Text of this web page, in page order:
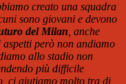
creato una squadra
sono giovani e devono
del Milan , anche
aspetti però non andiamo
allo stadio non
più difficile
ci aiutiamo molto tra di